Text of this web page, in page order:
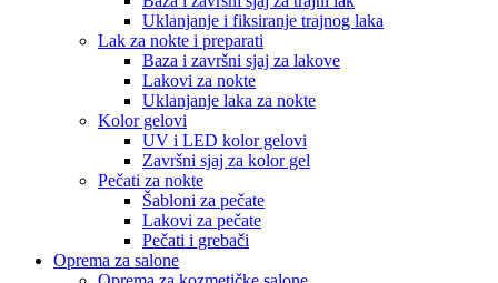
Uklanjanje i fiksiranje trajnog laka
Lak za nokte i preparati
Baza i završni sjaj za lakove
Lakovi za nokte
Uklanjanje laka za nokte
Kolor gelovi
UV i LED kolor gelovi
Završni sjaj za kolor gel
Pečati za nokte
Šabloni za pečate
Lakovi za pečate
Pečati i grebači
Oprema za salone